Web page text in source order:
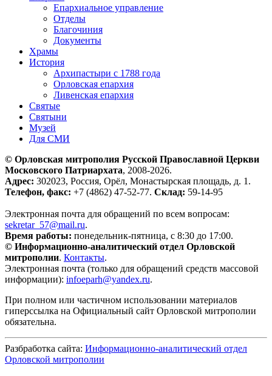
Епархиальное управление
Отделы
Благочиния
Документы
Храмы
История
Архипастыри с 1788 года
Орловская епархия
Ливенская епархия
Святые
Святыни
Музей
Для СМИ
© Орловская митрополия Русской Православной Церкви
Московского Патриархата, 2008-2026.
Адрес: 302023, Россия, Орёл, Монастырская площадь, д. 1.
Телефон, факс: +7 (4862) 47-52-77. Склад: 59-14-95
Электронная почта для обращений по всем вопросам:
sekretar_57@mail.ru.
Время работы: понедельник-пятница, с 8:30 до 17:00.
© Информационно-аналитический отдел Орловской
митрополии. Контакты.
Электронная почта (только для обращений средств массовой
информации): infoeparh@yandex.ru.
При полном или частичном использовании материалов
гиперссылка на Официальный сайт Орловской митрополии
обязательна.
Разбработка сайта: Информационно-аналитический отдел
Орловской митрополии